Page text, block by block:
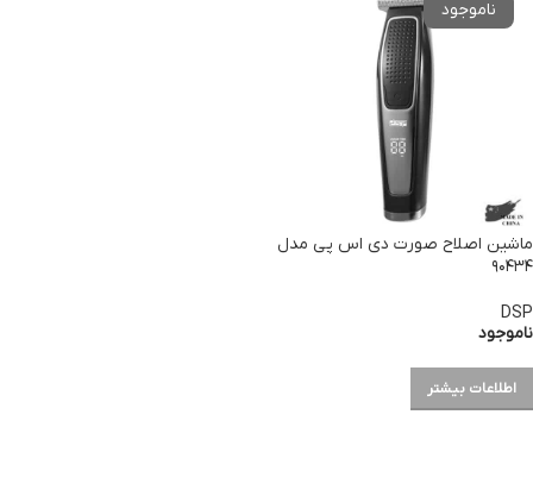
ماشین اصلاح صورت دی اس پی مدل
۹۰۴۳۴
DSP
ناموجود
اطلاعات بیشتر